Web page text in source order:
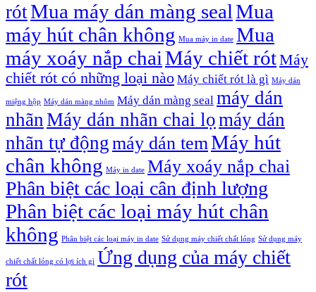
rótMua máy dán màng sealMua
máy hút chân không Mua máy in date Mua
máy xoáy nắp chaiMáy chiết rótMáy
chiết rót có những loại nào Máy chiết rót là gì Máy dán
miệng hộp Máy dán màng nhôm Máy dán màng seal máy dán
nhãnMáy dán nhãn chai lọmáy dán
nhãn tự độngmáy dán temMáy hút
chân không Máy in date Máy xoáy nắp chai
Phân biệt các loại cân định lượng
Phân biệt các loại máy hút chân
không Phân biệt các loại máy in date Sử dụng máy chiết chất lỏng Sử dụng máy
chiết chất lỏng có lợi ích gì Ứng dụng của máy chiết
rót